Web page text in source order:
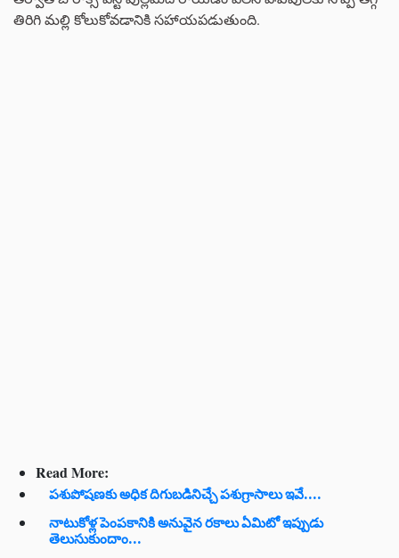
తిరిగి మల్లి కోలుకోవడానికి సహాయపడుతుంది.
Read More:
పశుపోషణకు అధిక దిగుబడినిచ్చే పశుగ్రాసాలు ఇవే....
నాటుకోళ్ల పెంపకానికి అనువైన రకాలు ఏమిటో ఇప్పుడు
తెలుసుకుందాం...